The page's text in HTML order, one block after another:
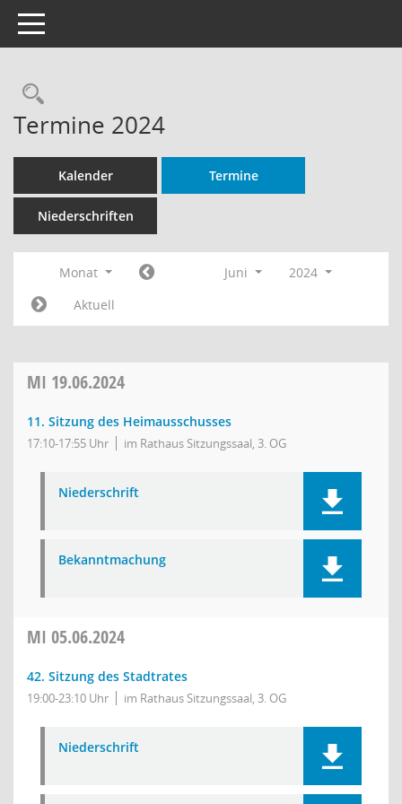
Toggle navigation
Rechercheauswahl
Termine 2024
Kalender Termine
Niederschriften
Monat Juni
2024
Aktuell
MI 19.06.2024
11. Sitzung des Heimausschusses
17:10-17:55 Uhr im Rathaus Sitzungssaal, 3. OG
Niederschrift
Bekanntmachung
MI 05.06.2024
42. Sitzung des Stadtrates
19:00-23:10 Uhr im Rathaus Sitzungssaal, 3. OG
Niederschrift